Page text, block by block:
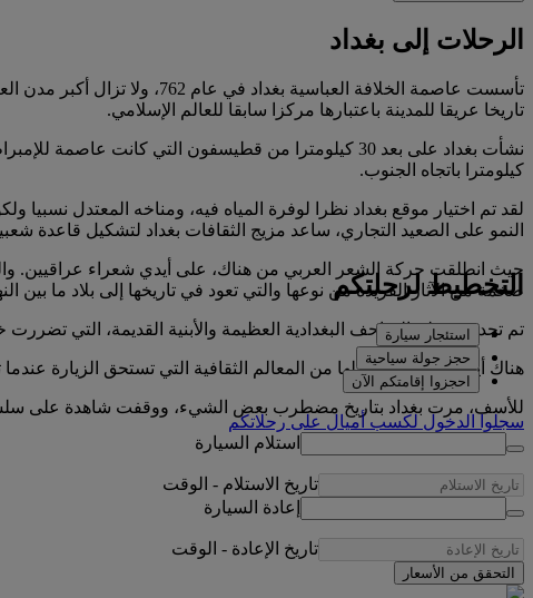
الرحلات إلى بغداد
تاريخا عريقا للمدينة باعتبارها مركزا سابقا للعالم الإسلامي.
كيلومترا باتجاه الجنوب.
لقد تم اختيار موقع بغداد نظرا لوفرة المياه فيه، ومناخه المعتدل نسبيا
النمو على الصعيد التجاري، ساعد مزيج الثقافات بغداد لتشكيل قاعدة
حيث انطلقت حركة الشعر العربي من هناك، على أيدي شعراء عراقيين.
ضخمة من الآثار الفريدة من نوعها والتي تعود في تاريخها إلى بلاد ما بين
تم تجديد معظم المتاحف البغدادية العظيمة والأبنية القديمة، التي
هناك أيضا قائمة لا نهاية لها من المعالم الثقافية التي تستحق الزيارة
للأسف، مرت بغداد بتاريخ مضطرب بعض الشيء، ووقفت شاهدة على سلسلة
التخطيط لرحلتكم
استئجار سيارة
حجز جولة سياحية
احجزوا إقامتكم الآن
سجلوا الدخول لكسب أميالٍ على رحلاتكم
استلام السيارة
تاريخ الاستلام - الوقت
إعادة السيارة
تاريخ الإعادة - الوقت
التحقق من الأسعار